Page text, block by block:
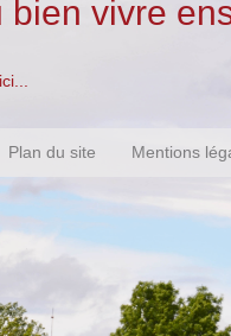
vivre
Plan du site Mentions